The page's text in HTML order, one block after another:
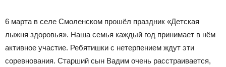
6 марта в селе Смоленском прошёл праздник «Детская
лыжня здоровья». Наша семья каждый год принимает в нём
активное участие. Ребятишки с нетерпением ждут эти
соревнования. Старший сын Вадим очень расстраивается,